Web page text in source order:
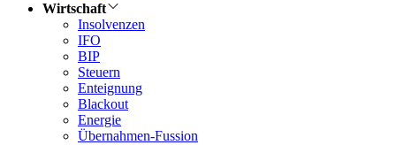
Wirtschaft
Insolvenzen
IFO
BIP
Steuern
Enteignung
Blackout
Energie
Übernahmen-Fussion